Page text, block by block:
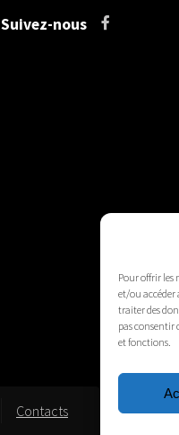
Pour offrir les
et/ou accéder
traiter des
pas consentir
et fonctions.
Suivez-nous
Contacts